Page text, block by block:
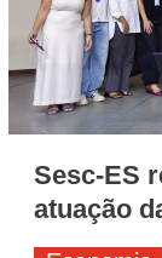
Sesc-ES
atuação